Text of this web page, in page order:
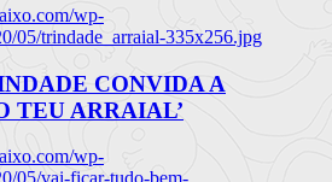
wp-
05/trindade_arraial-335x256.jpg
CONVIDA A
TEU ARRAIAL’
wp-